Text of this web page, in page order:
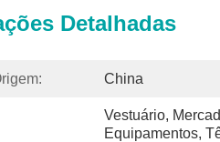
Detalhadas
China
Vestuário,
Equipamentos,